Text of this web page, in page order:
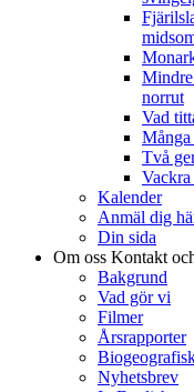
norrut
Vad
Många
Två
Kalender
Anmäl dig
Din sida
Om oss Kontakt
Bakgrund
Vad gör vi
Filmer
Årsrapporter
Nyhetsbrev